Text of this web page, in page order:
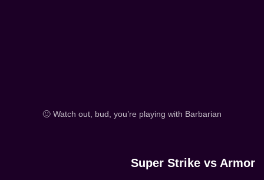
Watch out, bud, you’re playing with Barbarian 🙂
Super Strike vs Armor